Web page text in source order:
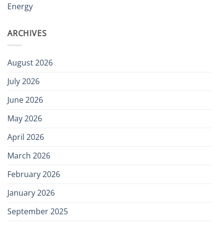
Energy
ARCHIVES
August 2026
July 2026
June 2026
May 2026
April 2026
March 2026
February 2026
January 2026
September 2025